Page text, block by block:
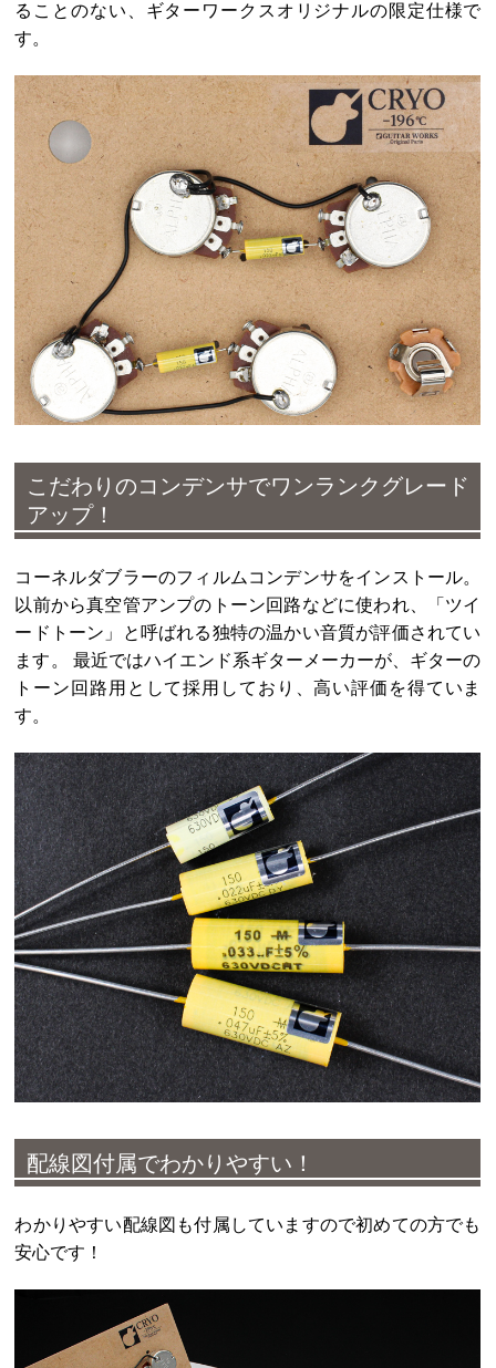
ることのない、ギターワークスオリジナルの限定仕様で
す。
こだわりのコンデンサでワンランクグレード
アップ！
コーネルダブラーのフィルムコンデンサをインストール。
以前から真空管アンプのトーン回路などに使われ、「ツイ
ードトーン」と呼ばれる独特の温かい音質が評価されてい
ます。 最近ではハイエンド系ギターメーカーが、ギターの
トーン回路用として採用しており、高い評価を得ていま
す。
配線図付属でわかりやすい！
わかりやすい配線図も付属していますので初めての方でも
安心です！